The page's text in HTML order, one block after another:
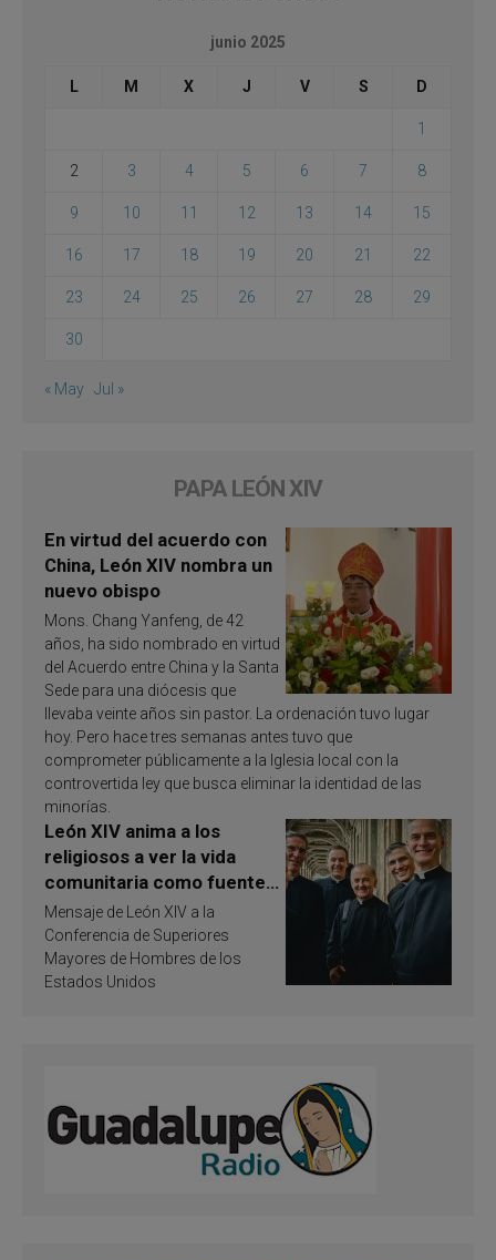
junio 2025
L M X J V S D
1
2 3 4 5 6 7 8
9 10 11 12 13 14 15
16 17 18 19 20 21 22
23 24 25 26 27 28 29
30
« May Jul »
PAPA LEÓN XIV
En virtud del acuerdo con
China, León XIV nombra un
nuevo obispo
Mons. Chang Yanfeng, de 42
años, ha sido nombrado en virtud
del Acuerdo entre China y la Santa
Sede para una diócesis que
llevaba veinte años sin pastor. La ordenación tuvo lugar
hoy. Pero hace tres semanas antes tuvo que
comprometer públicamente a la Iglesia local con la
controvertida ley que busca eliminar la identidad de las
minorías.
León XIV anima a los
religiosos a ver la vida
comunitaria como fuente
de inspiración y
santificación
Mensaje de León XIV a la
Conferencia de Superiores
Mayores de Hombres de los
Estados Unidos